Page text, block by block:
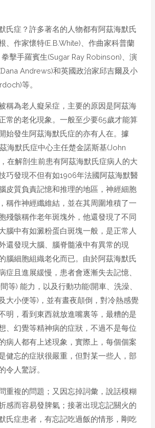
氏症？許多著名的人物都有阿茲海默氏
、作家懷特(E.B.White)、作曲家科普蘭
擊手羅賓生(Sugar Ray Robinson)、演
Andrews)和英國政治家邱吉爾及小
等。
稱為老人癡呆症，主要的原因是阿茲海
常的老化現象。一般至少要65歲才能算
始發生阿茲海默氏症的亦有人在。據
海默氏症中心主任楚金諾斯基(John
在解剖生前患有阿茲海默氏症病人的大
巧發現不但有如1906年法國阿茲海默醫
皮質負責記憶和推理的地區，神經細胞
稱作神經纖維結，並在其周圍堆積了一
殘骸稱作老年斑塊外，他還發現了不同
腦中有如澱粉蛋白斑塊一般，是正常人
還發現大腦、腦脊髓液中有異常的現
腦細胞組織老化而已。由於阿茲海默氏
症且進展緩慢，患者會逐漸失去記憶、
等) 能力，以及行動功能(開車、洗澡、
大小便等)，並有晝夜顛倒，對冷熱感覺
明，看到東西就放進嘴裏等，最糟的是
、幻覺等精神病的症狀，不過不是每位
病人都有上述現象，實際上，每個個案
健忘的症狀很嚴重，但對某一些人，部
令人驚訝。
重複的問題；又因忘掉詞彙，說話模糊
感而容易發脾氣；接著出現忘記關火的
氏症患者，有忘記吃過飯的情形，剛吃